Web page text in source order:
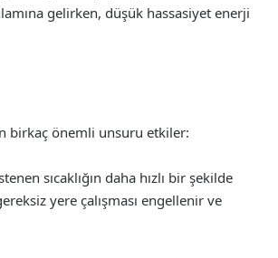
gelirken, düşük hassasiyet enerji
birkaç önemli unsuru etkiler:
sıcaklığın daha hızlı bir şekilde
yere çalışması engellenir ve